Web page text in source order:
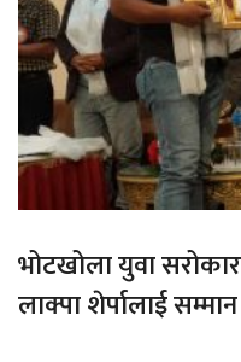
भोटखोला युवा
लाक्पा शेर्पालाई सम्मान